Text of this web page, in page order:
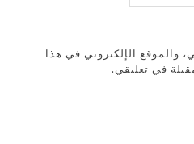
والموقع الإلكتروني في هذا
في تعليقي.